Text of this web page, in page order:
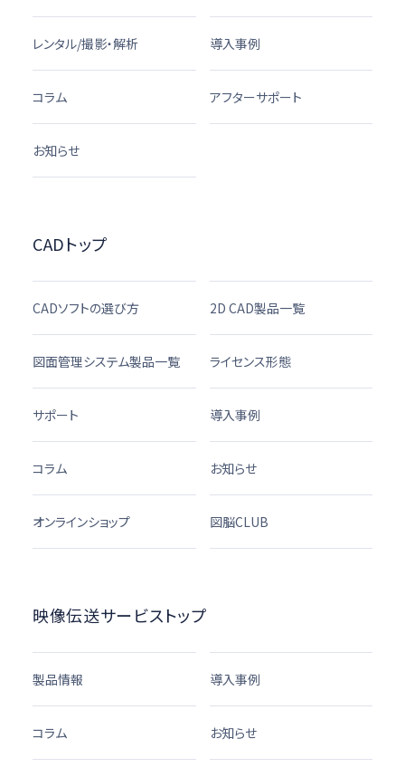
レンタル/撮影・解析 導入事例
コラム アフターサポート
お知らせ
CADトップ
CADソフトの選び方 2D CAD製品一覧
図面管理システム製品一覧 ライセンス形態
サポート 導入事例
コラム お知らせ
オンラインショップ 図脳CLUB
映像伝送サービストップ
製品情報 導入事例
コラム お知らせ